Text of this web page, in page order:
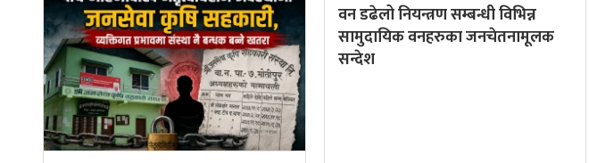
वन डढेलो नियन्त्रण सम्बन्धी विभिन्न
सामुदायिक वनहरुका जनचेतनामूलक
सन्देश